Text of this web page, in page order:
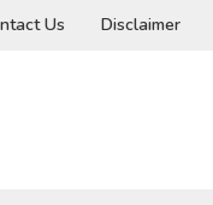
Us Disclaimer